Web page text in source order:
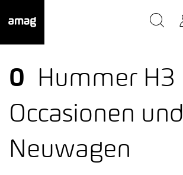
0
Hummer H3
Occasionen und
Neuwagen